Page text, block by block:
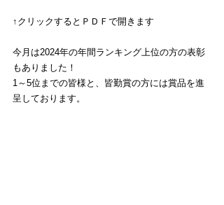
↑クリックするとＰＤＦで開きます
今月は2024年の年間ランキング上位の方の表彰
もありました！
1～5位までの皆様と、皆勤賞の方には賞品を進
呈しております。